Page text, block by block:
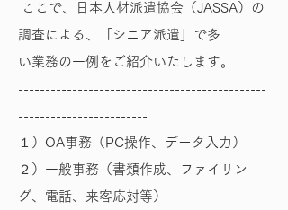
ここで、日本人材派遣協会（JASSA）の
調査による、「シニア派遣」で多
い業務の一例をご紹介いたします。
----------------------------------------------
------------------------
１）OA事務（PC操作、データ入力）
２）一般事務（書類作成、ファイリン
グ、電話、来客応対等）